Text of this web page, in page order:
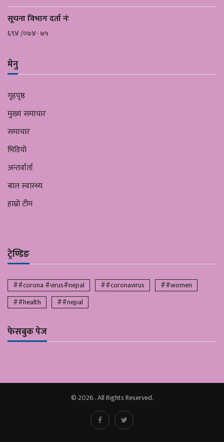
सूचना विभाग दर्ता नंः
६९४ /०७४- ७५
मेनु
गृहपृष्ठ
मुख्य समाचार
समाचार
भिडियो
अन्तर्वार्ता
बाल स्वास्थ्य
हाम्रो टीम
ट्रेण्डिङ
##corona #virus#nepal ##coronavirus
##women
##health
##nepal
फेसबुक पेज
© 2026 . All Rights Reserved.